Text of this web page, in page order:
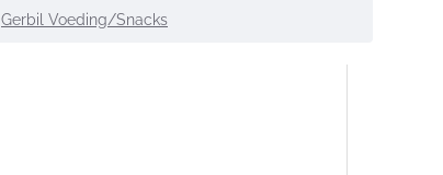
Gerbil Voeding/Snacks